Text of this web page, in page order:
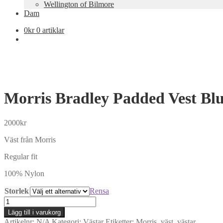
Wellington of Bilmore
Dam
0kr 0 artiklar
Morris Bradley Padded Vest
2000kr
Väst från Morris
Regular fit
100% Nylon
Storlek
Rensa
Morris
Bradley
Padded
Lägg till i varukorg